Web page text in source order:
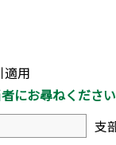
用
にお尋ねください
支